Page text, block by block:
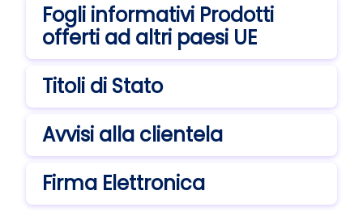
Fogli informativi Prodotti
offerti ad altri paesi UE
Titoli di Stato
Avvisi alla clientela
Firma Elettronica